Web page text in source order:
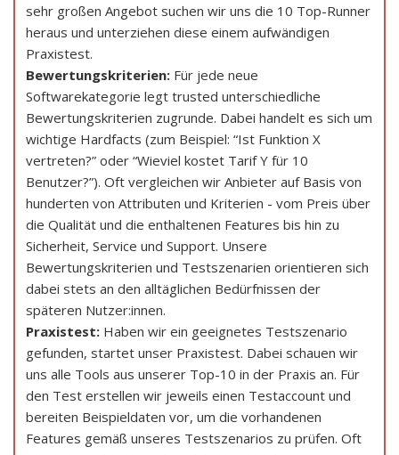
sehr großen Angebot suchen wir uns die 10 Top-Runner
heraus und unterziehen diese einem aufwändigen
Praxistest.
Bewertungskriterien: Für jede neue
Softwarekategorie legt trusted unterschiedliche
Bewertungskriterien zugrunde. Dabei handelt es sich um
wichtige Hardfacts (zum Beispiel: “Ist Funktion X
vertreten?” oder “Wieviel kostet Tarif Y für 10
Benutzer?”). Oft vergleichen wir Anbieter auf Basis von
hunderten von Attributen und Kriterien - vom Preis über
die Qualität und die enthaltenen Features bis hin zu
Sicherheit, Service und Support. Unsere
Bewertungskriterien und Testszenarien orientieren sich
dabei stets an den alltäglichen Bedürfnissen der
späteren Nutzer:innen.
Praxistest: Haben wir ein geeignetes Testszenario
gefunden, startet unser Praxistest. Dabei schauen wir
uns alle Tools aus unserer Top-10 in der Praxis an. Für
den Test erstellen wir jeweils einen Testaccount und
bereiten Beispieldaten vor, um die vorhandenen
Features gemäß unseres Testszenarios zu prüfen. Oft